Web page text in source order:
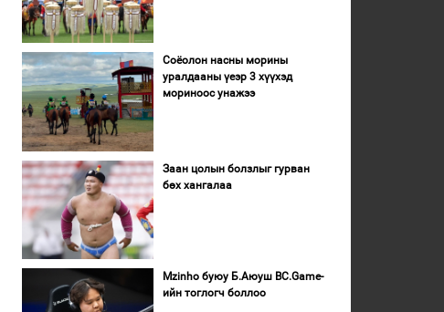
Соёолон насны морины
уралдааны үеэр 3 хүүхэд
мориноос унажээ
Заан цолын болзлыг гурван
бөх хангалаа
Mzinho буюу Б.Аюуш BC.Game-
ийн тоглогч боллоо